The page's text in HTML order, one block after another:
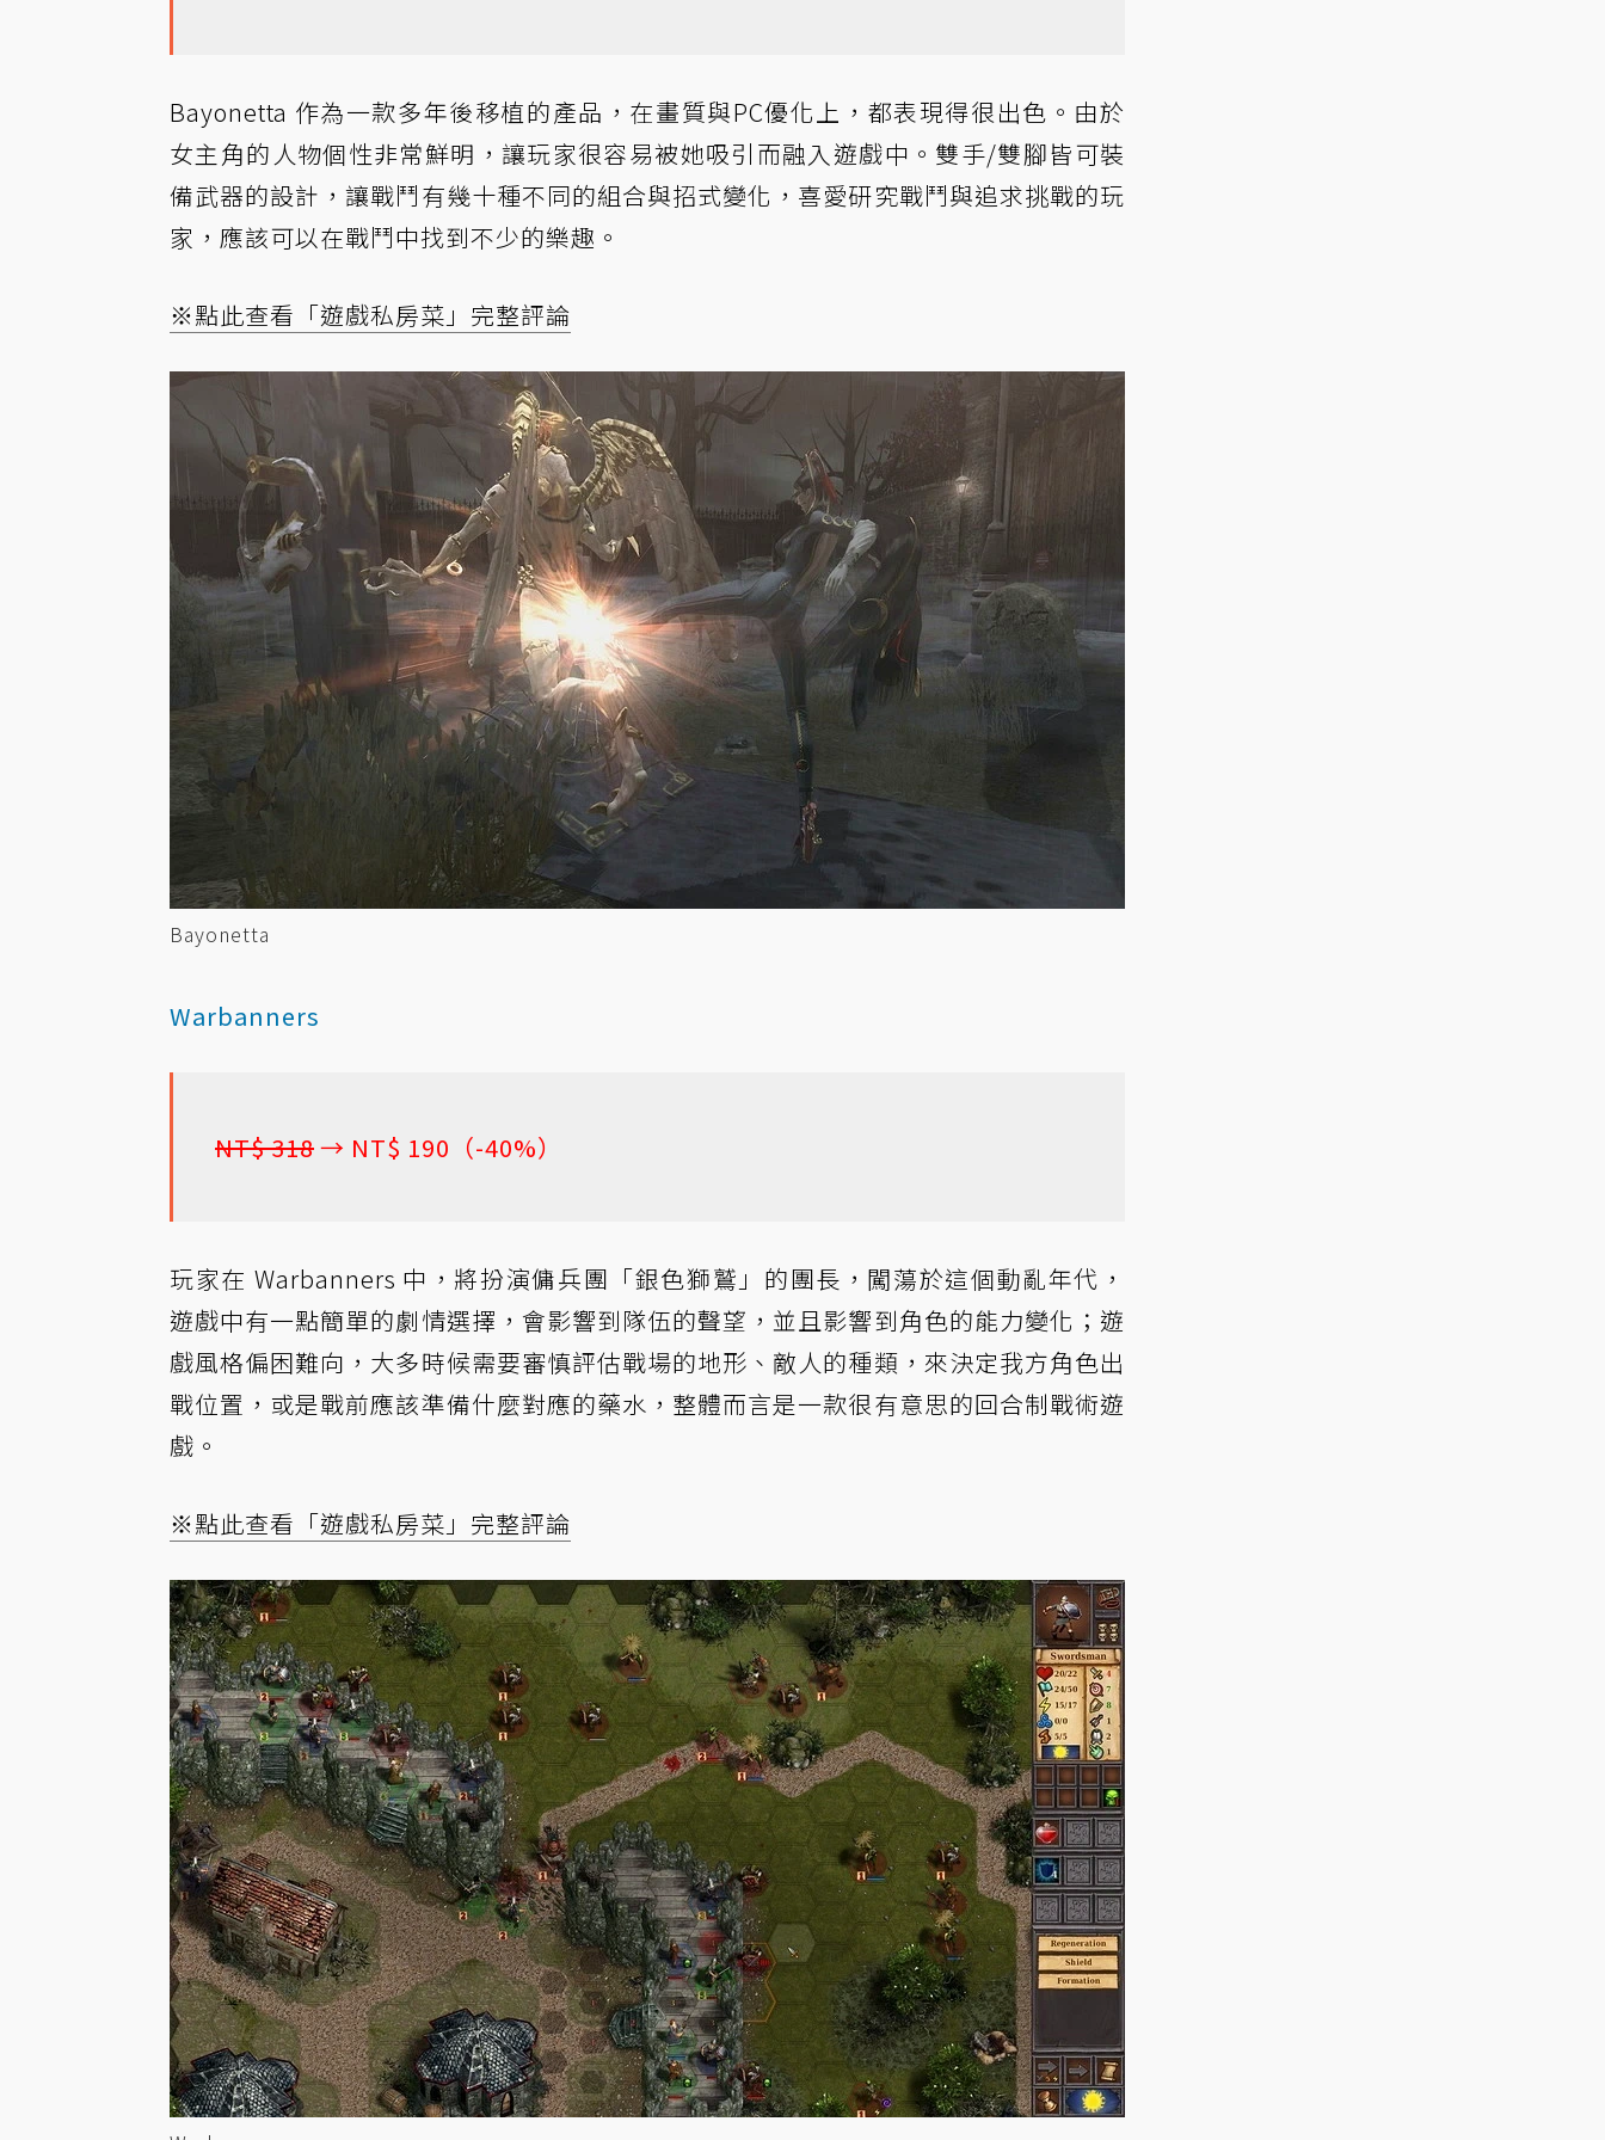
Bayonetta 作為一款多年後移植的產品，在畫質與PC優化上，都表現得很出色。由於
女主角的人物個性非常鮮明，讓玩家很容易被她吸引而融入遊戲中。雙手/雙腳皆可裝
備武器的設計，讓戰鬥有幾十種不同的組合與招式變化，喜愛研究戰鬥與追求挑戰的玩
家，應該可以在戰鬥中找到不少的樂趣。
※點此查看「遊戲私房菜」完整評論
Bayonetta
Warbanners
NT$ 318→ NT$ 190（-40%）
玩家在 Warbanners 中，將扮演傭兵團「銀色獅鷲」的團長，闖蕩於這個動亂年代，
遊戲中有一點簡單的劇情選擇，會影響到隊伍的聲望，並且影響到角色的能力變化；遊
戲風格偏困難向，大多時候需要審慎評估戰場的地形、敵人的種類，來決定我方角色出
戰位置，或是戰前應該準備什麼對應的藥水，整體而言是一款很有意思的回合制戰術遊
戲。
※點此查看「遊戲私房菜」完整評論